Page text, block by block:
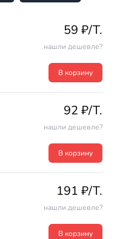
59 ₽/T.
нашли дешевле?
В корзину
92 ₽/T.
нашли дешевле?
В корзину
191 ₽/T.
нашли дешевле?
В корзину